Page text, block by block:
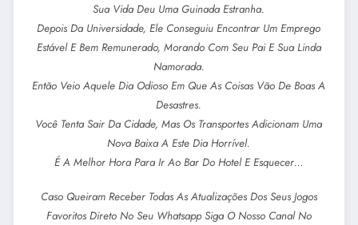
Sua Vida Deu Uma Guinada Estranha.
Depois Da Universidade, Ele Conseguiu Encontrar Um Emprego
Estável E Bem Remunerado, Morando Com Seu Pai E Sua Linda
Namorada.
Então Veio Aquele Dia Odioso Em Que As Coisas Vão De Boas A
Desastres.
Você Tenta Sair Da Cidade, Mas Os Transportes Adicionam Uma
Nova Baixa A Este Dia Horrível.
É A Melhor Hora Para Ir Ao Bar Do Hotel E Esquecer…
Caso Queiram Receber Todas As Atualizações Dos Seus Jogos
Favoritos Direto No Seu Whatsapp Siga O Nosso Canal No